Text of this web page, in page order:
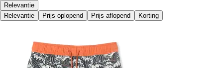
Relevantie
Relevantie
Prijs oplopend Prijs aflopend Korting